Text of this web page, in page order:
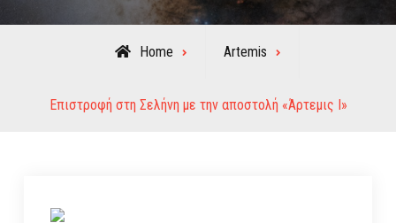
Home Artemis
Επιστροφή στη Σελήνη με την αποστολή «Άρτεμις I»